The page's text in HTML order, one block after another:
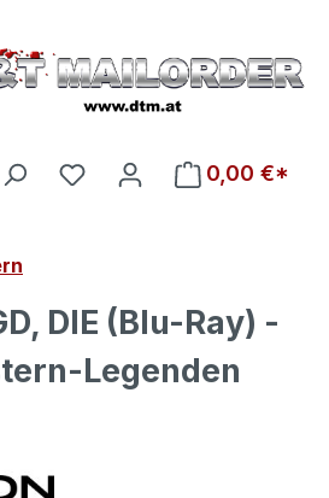
Du hast 0 Produkte auf
0,00 €*
DIE (Blu-Ray) -
Legenden